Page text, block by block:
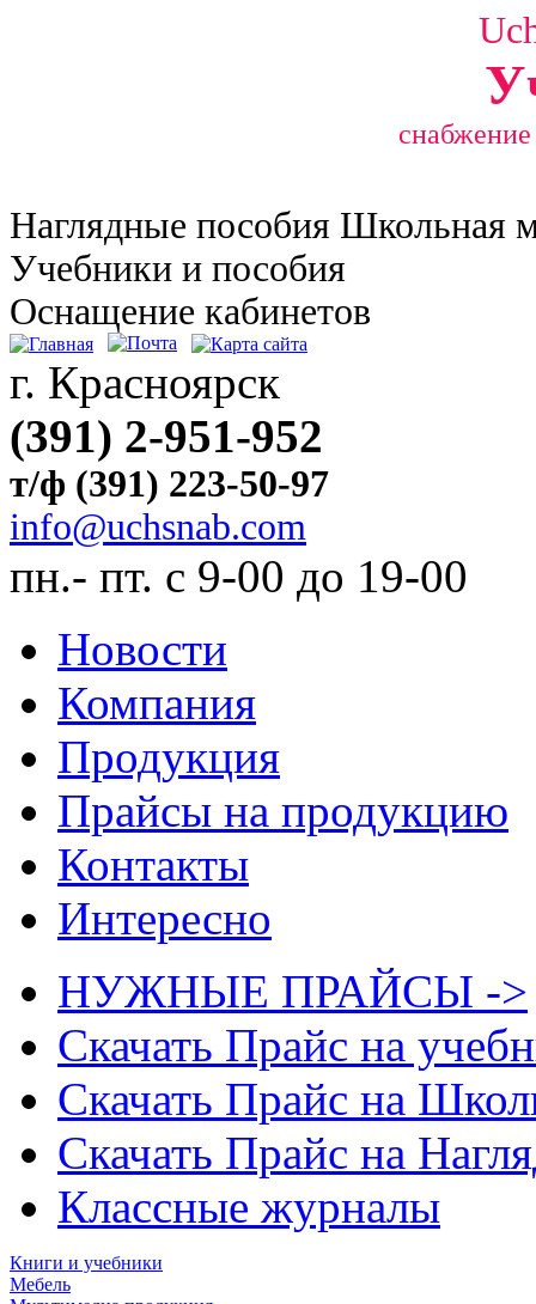
Наглядные пособия Школьная
Учебники и пособия
Оснащение кабинетов
г. Красноярск
(391) 2-951-952
т/ф (391) 223-50-97
info@uchsnab.com
пн.- пт. с 9-00 до 19-00
Новости
Компания
Продукция
Прайсы на продукцию
Контакты
Интересно
НУЖНЫЕ ПРАЙСЫ ->
Скачать Прайс на
Скачать Прайс на
Скачать Прайс на
Классные журналы
Книги и учебники
Мебель